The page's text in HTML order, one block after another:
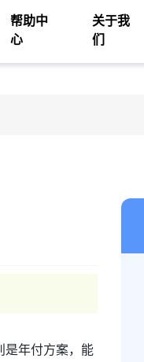
帮助中
心
关于我
们
是年付方案，能